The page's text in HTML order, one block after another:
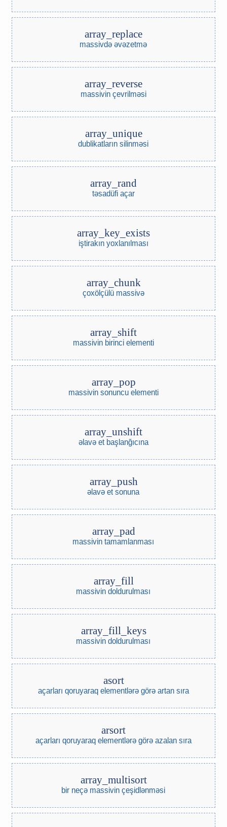
array_replace
massivdə əvəzetmə
array_reverse
massivin çevrilməsi
array_unique
dublikatların silinməsi
array_rand
təsadüfi açar
array_key_exists
iştirakın yoxlanılması
array_chunk
çoxölçülü massivə
array_shift
massivin birinci elementi
array_pop
massivin sonuncu elementi
array_unshift
əlavə et başlanğıcına
array_push
əlavə et sonuna
array_pad
massivin tamamlanması
array_fill
massivin doldurulması
array_fill_keys
massivin doldurulması
asort
açarları qoruyaraq elementlərə görə artan sıra
arsort
açarları qoruyaraq elementlərə görə azalan sıra
array_multisort
bir neçə massivin çeşidlənməsi